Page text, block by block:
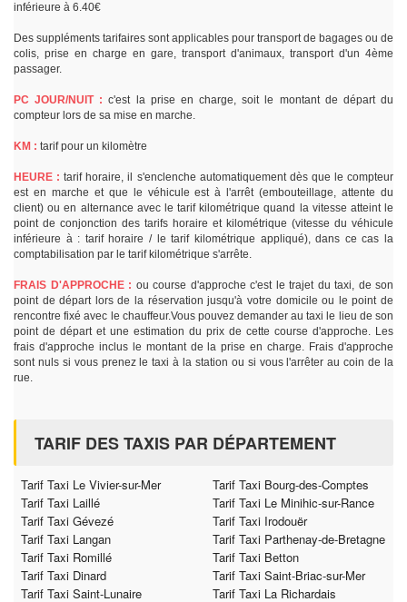
inférieure à 6.40€
Des suppléments tarifaires sont applicables pour transport de bagages ou de
colis, prise en charge en gare, transport d'animaux, transport d'un 4ème
passager.
PC JOUR/NUIT : c'est la prise en charge, soit le montant de départ du
compteur lors de sa mise en marche.
KM : tarif pour un kilomètre
HEURE : tarif horaire, il s'enclenche automatiquement dès que le compteur
est en marche et que le véhicule est à l'arrêt (embouteillage, attente du
client) ou en alternance avec le tarif kilométrique quand la vitesse atteint le
point de conjonction des tarifs horaire et kilométrique (vitesse du véhicule
inférieure à : tarif horaire / le tarif kilométrique appliqué), dans ce cas la
comptabilisation par le tarif kilométrique s'arrête.
FRAIS D'APPROCHE : ou course d'approche c'est le trajet du taxi, de son
point de départ lors de la réservation jusqu'à votre domicile ou le point de
rencontre fixé avec le chauffeur.Vous pouvez demander au taxi le lieu de son
point de départ et une estimation du prix de cette course d'approche. Les
frais d'approche inclus le montant de la prise en charge. Frais d'approche
sont nuls si vous prenez le taxi à la station ou si vous l'arrêter au coin de la
rue.
TARIF DES TAXIS PAR DÉPARTEMENT
Tarif Taxi Le Vivier-sur-Mer
Tarif Taxi Bourg-des-Comptes
Tarif Taxi Laillé
Tarif Taxi Le Minihic-sur-Rance
Tarif Taxi Gévezé
Tarif Taxi Irodouër
Tarif Taxi Langan
Tarif Taxi Parthenay-de-Bretagne
Tarif Taxi Romillé
Tarif Taxi Betton
Tarif Taxi Dinard
Tarif Taxi Saint-Briac-sur-Mer
Tarif Taxi Saint-Lunaire
Tarif Taxi La Richardais